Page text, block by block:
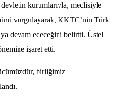
kurumlarıyla, meclisiyle
vurgulayarak, KKTC’nin Türk
devam edeceğini belirtti. Üstel
işaret etti.
birliğimiz